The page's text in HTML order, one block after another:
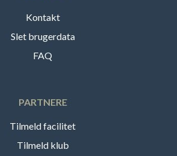
Kontakt
Slet brugerdata
FAQ
PARTNERE
Tilmeld facilitet
Tilmeld klub